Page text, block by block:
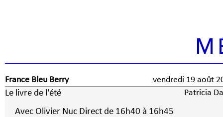
France Bleu Berry vendredi 19 août
Le livre de l'été Patricia
Avec Olivier Nuc Direct de 16h40 à 16h45